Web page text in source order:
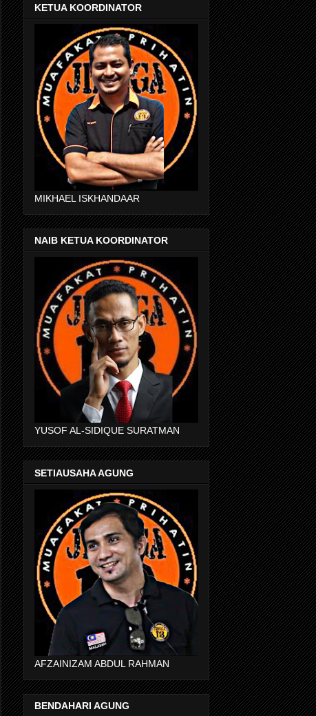
KETUA KOORDINATOR
MIKHAEL ISKHANDAAR
NAIB KETUA KOORDINATOR
YUSOF AL-SIDIQUE SURATMAN
SETIAUSAHA AGUNG
AFZAINIZAM ABDUL RAHMAN
BENDAHARI AGUNG